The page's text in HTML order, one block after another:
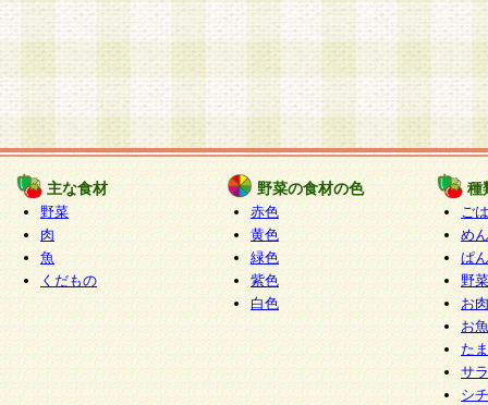
主な食材
野菜
肉
魚
くだもの
野菜の食材の色
赤色
黄色
緑色
紫色
白色
種
ご
めん
ぱん
野
お
お
た
サ
シ